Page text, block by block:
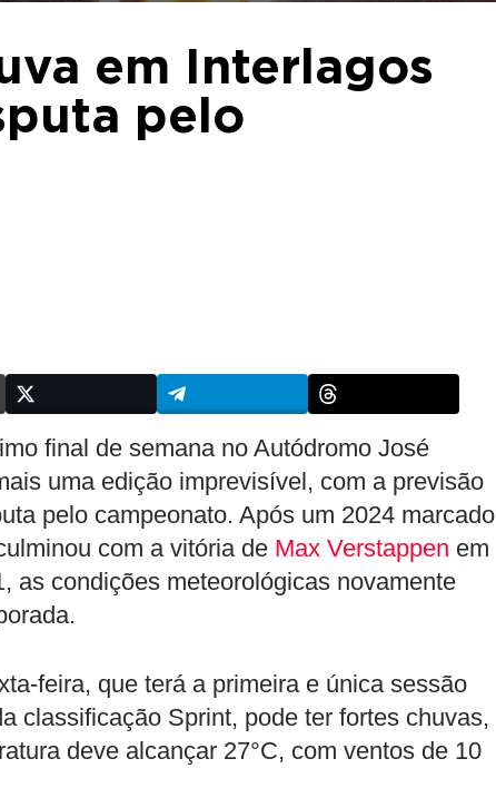
em Interlagos
pelo
final de semana no Autódromo José
uma edição imprevisível, com a previsão
pelo campeonato. Após um 2024 marcado
com a vitória de Max Verstappen em
as condições meteorológicas novamente
feira, que terá a primeira e única sessão
classificação Sprint, pode ter fortes chuvas,
deve alcançar 27°C, com ventos de 10